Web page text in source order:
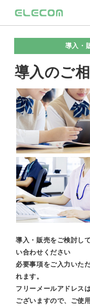
導入・
導入のご
導入・販売をご検討し
い合わせください
必要事項をご入力いた
れます。
フリーメールアドレス
ございますので、ご使